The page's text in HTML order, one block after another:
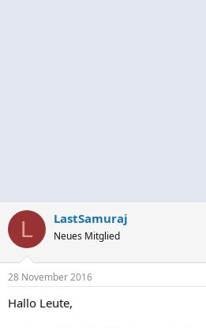
L LastSamuraj
Neues Mitglied
28 November 2016
Hallo Leute,